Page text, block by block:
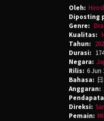
Oleh:
Diposting
Genre:
Kualitas:
Tahun:
Durasi:
Negara:
Rilis: 6 Jun
Bahasa:
Anggaran:
Direksi:
Pemain: